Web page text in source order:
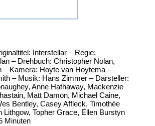
Interstellar – Regie:
– Drehbuch: Christopher Nolan,
– Kamera: Hoyte van Hoytema –
– Musik: Hans Zimmer – Darsteller:
Anne Hathaway, Mackenzie
Matt Damon, Michael Caine,
Bentley, Casey Affleck, Timothée
Lithgow, Topher Grace, Ellen Burstyn
Minuten